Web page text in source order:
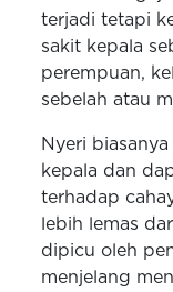
terjadi tetapi
sakit kepala
perempuan,
sebelah atau
Nyeri
kepala dan
terhadap
lebih lemas
dipicu oleh
menjelang